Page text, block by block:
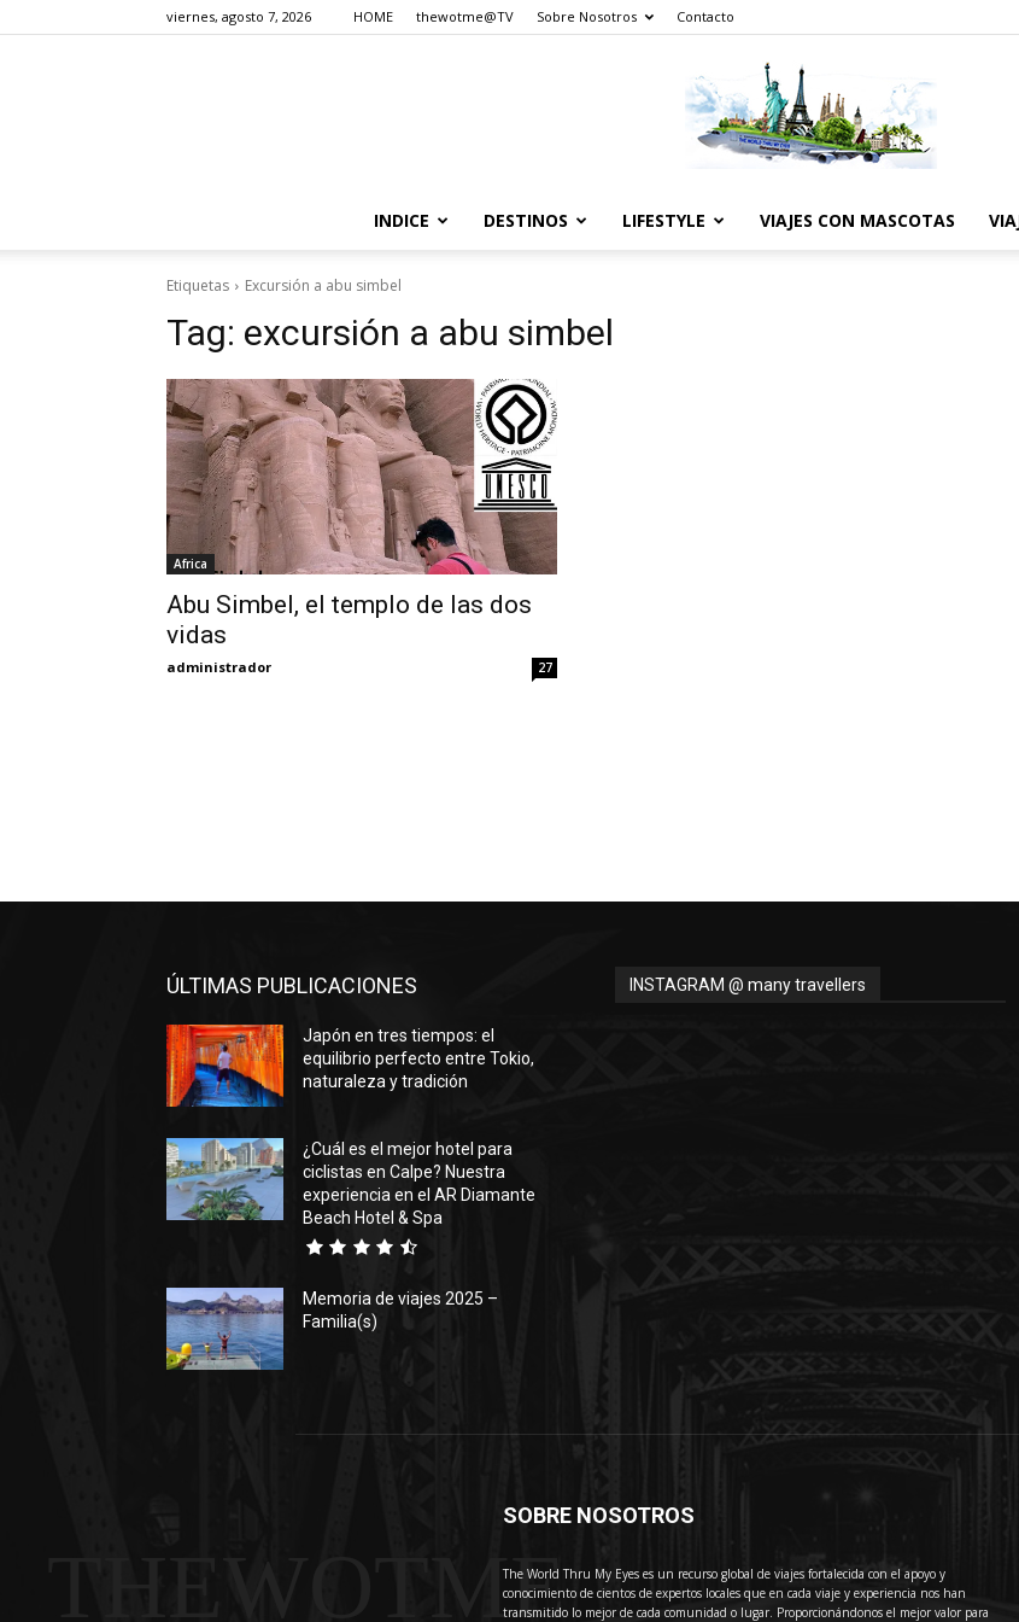
viernes, agosto 7, 2026 HOME thewotme@TV Sobre Nosotros Contacto
INDICE DESTINOS LIFESTYLE VIAJES CON MASCOTAS
Etiquetas Excursión a abu simbel
Tag: excursión a abu simbel
Africa
Abu Simbel, el templo de las dos
vidas
administrador 27
ÚLTIMAS PUBLICACIONES
Japón en tres tiempos: el
equilibrio perfecto entre Tokio,
naturaleza y tradición
¿Cuál es el mejor hotel para
ciclistas en Calpe? Nuestra
experiencia en el AR Diamante
Beach Hotel & Spa
Memoria de viajes 2025 –
Familia(s)
INSTAGRAM @ many travellers
THEWOTME
SOBRE NOSOTROS
The World Thru My Eyes es un recurso global de viajes fortalecida con el apoyo y
conocimiento de cientos de expertos locales que en cada viaje y experiencia nos han
transmitido lo mejor de cada comunidad o lugar. Proporcionándonos el mejor valor para